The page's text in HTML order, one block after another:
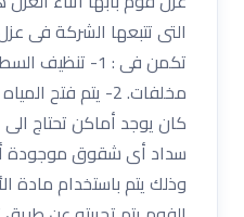
التى تتبعها الشركة فى
تكمن فى : 1-
مخلفات. 2- يتم فتح
سداد أى شقوق موجودة